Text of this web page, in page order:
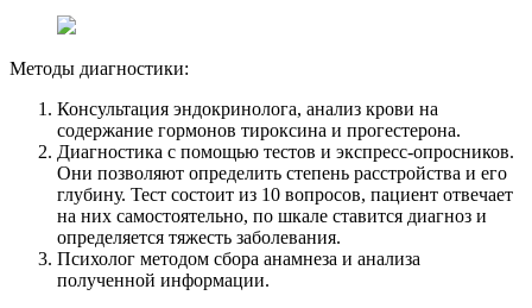
Методы диагностики:
Консультация эндокринолога, анализ крови на
содержание гормонов тироксина и прогестерона.
Диагностика с помощью тестов и экспресс-опросников.
Они позволяют определить степень расстройства и его
глубину. Тест состоит из 10 вопросов, пациент отвечает
на них самостоятельно, по шкале ставится диагноз и
определяется тяжесть заболевания.
Психолог методом сбора анамнеза и анализа
полученной информации.